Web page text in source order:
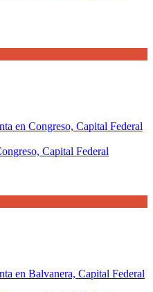
Capital Federal